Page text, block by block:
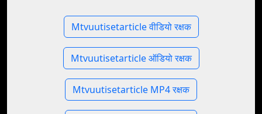
Mtvuutisetarticle वीडियो रक्षक
Mtvuutisetarticle ऑडियो रक्षक
Mtvuutisetarticle MP4 रक्षक